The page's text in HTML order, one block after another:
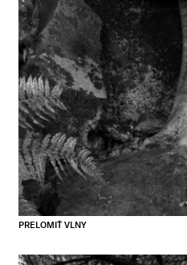
PRELOMIŤ VLNY